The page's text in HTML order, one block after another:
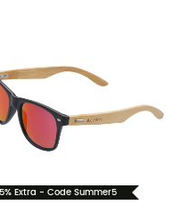
Extra - Code Summer5